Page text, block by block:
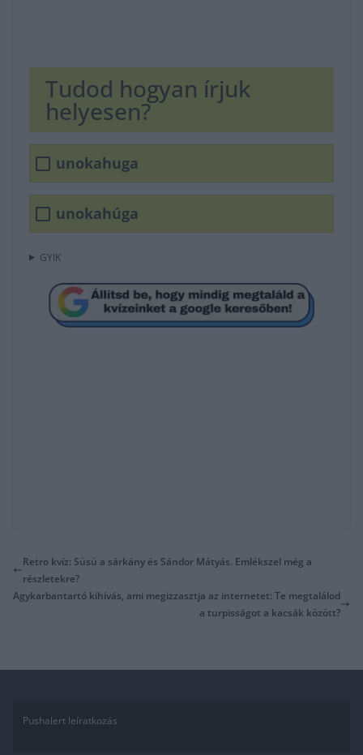
Tudod hogyan írjuk
helyesen?
unokahuga
unokahúga
GYIK
Retro kvíz: Süsü a sárkány és Sándor Mátyás. Emlékszel még a
részletekre?
Agykarbantartó kihívás, ami megizzasztja az internetet: Te megtalálod
a turpisságot a kacsák között?
Pushalert leíratkozás